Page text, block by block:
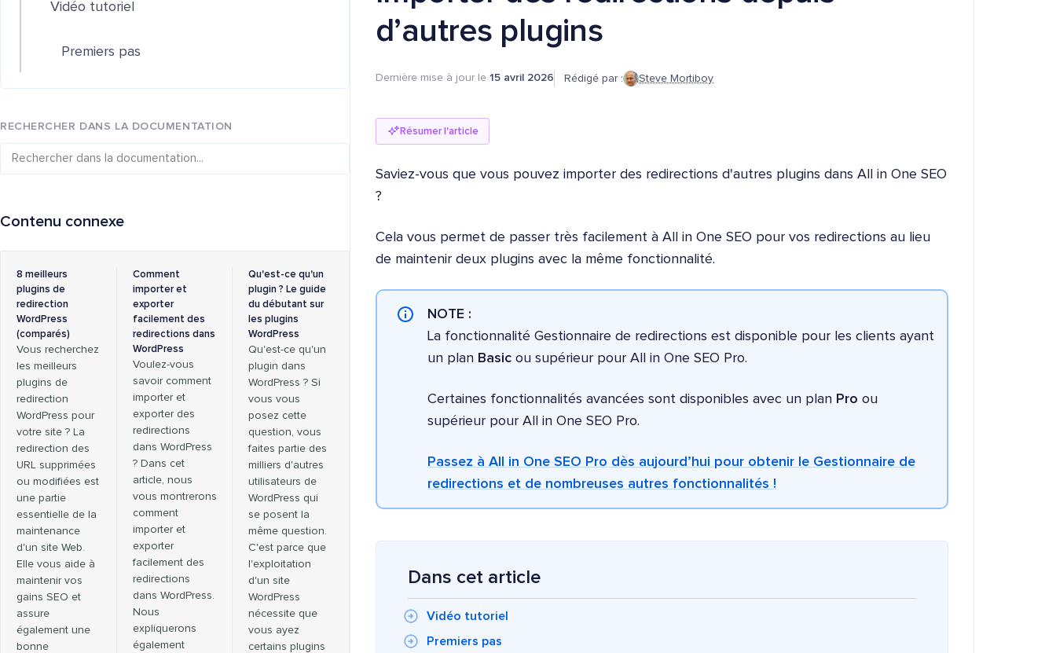
d’autres plugins
Dernière mise à jour le 15 avril 2026 Rédigé par : Steve Mortiboy
Résumer l'article
Saviez-vous que vous pouvez importer des redirections d'autres plugins dans All in One SEO
?
Cela vous permet de passer très facilement à All in One SEO pour vos redirections au lieu
de maintenir deux plugins avec la même fonctionnalité.
NOTE :
La fonctionnalité Gestionnaire de redirections est disponible pour les clients ayant
un plan Basic ou supérieur pour All in One SEO Pro.
Certaines fonctionnalités avancées sont disponibles avec un plan Pro ou
supérieur pour All in One SEO Pro.
Passez à All in One SEO Pro dès aujourd’hui pour obtenir le Gestionnaire de
redirections et de nombreuses autres fonctionnalités !
Dans cet article
Vidéo tutoriel
Premiers pas
Vidéo tutoriel
Premiers pas
RECHERCHER DANS LA DOCUMENTATION
Contenu connexe
8 meilleurs
plugins de
redirection
WordPress
(comparés)
Vous recherchez
les meilleurs
plugins de
redirection
WordPress pour
votre site ? La
redirection des
URL supprimées
ou modifiées est
une partie
essentielle de la
maintenance
d'un site Web.
Elle vous aide à
maintenir vos
gains SEO et
assure
également une
bonne
Comment
importer et
exporter
facilement des
redirections dans
WordPress
Voulez-vous
savoir comment
importer et
exporter des
redirections
dans WordPress
? Dans cet
article, nous
vous montrerons
comment
importer et
exporter
facilement des
redirections
dans WordPress.
Nous
expliquerons
également
Qu'est-ce qu'un
plugin ? Le guide
du débutant sur
les plugins
WordPress
Qu'est-ce qu'un
plugin dans
WordPress ? Si
vous vous
posez cette
question, vous
faites partie des
milliers d'autres
utilisateurs de
WordPress qui
se posent la
même question.
C'est parce que
l'exploitation
d'un site
WordPress
nécessite que
vous ayez
certains plugins